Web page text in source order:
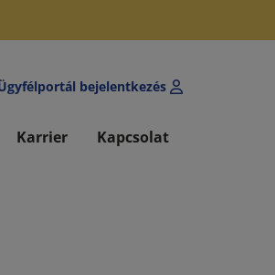
bejelentkezés
Karrier Kapcsolat